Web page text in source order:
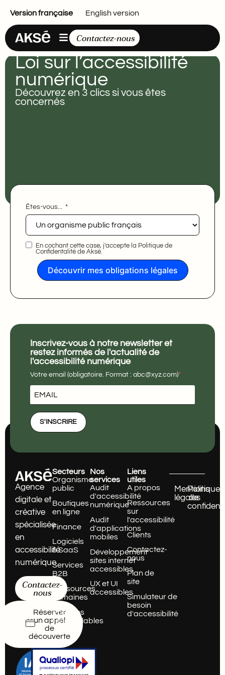
Version française English version
Contactez-nous
Loi sur l’accessibilité
numérique
Découvrez en 3 clics si vous êtes
concernés
Êtes-vous...
En cochant cette case, j'accepte la Politique de
Confidentalité de Aksé.
Découvrir mes obligations légales
Inscrivez-vous à notre newsletter et
restez informés de l'actualité de
l'accessibilité numérique
Votre email (obligatoire. Format : abc@xyz.com)
S'INSCRIRE
Agence
digitale et
créative
spécialisée
en
accessibilité
numérique
Contactez-
nous
Réserver
un appel
de
découverte
Nos
services
Audit
d'accessibilité
numérique
Audit
d'applications
mobiles
Développement
sites internet
accessibles
UX et UI
accessibles
Liens
utiles
A propos
Ressources
sur
l'accessibilité
Clients
Contactez-
nous
Plan de
site
Simulateur de
besoin
d'accessibilité
Secteurs
Organisme
public
Boutiques
en ligne
Finance
Logiciels
& SaaS
Services
B2B
Ressources
humaines
Energies
renouvelables
Mentions
légales
Politique
de